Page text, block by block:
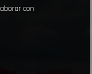
con